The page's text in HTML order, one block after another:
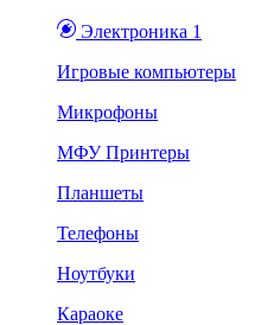
Электроника 1
Игровые компьютеры
Микрофоны
МФУ Принтеры
Планшеты
Телефоны
Ноутбуки
Караоке